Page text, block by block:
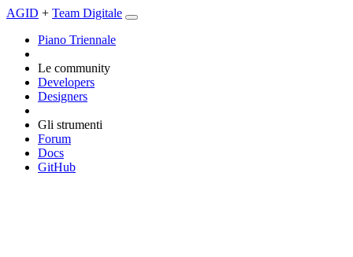
AGID + Team Digitale
Piano Triennale
Le community
Developers
Designers
Gli strumenti
Forum
Docs
GitHub